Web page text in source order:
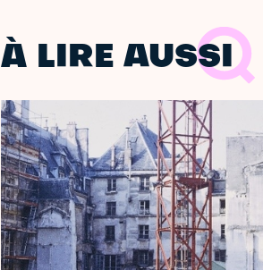
À LIRE AUSSI